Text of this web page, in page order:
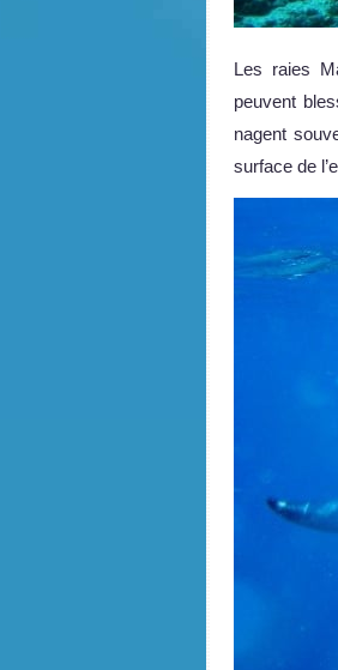
Les raies
peuvent
nagent
surface de